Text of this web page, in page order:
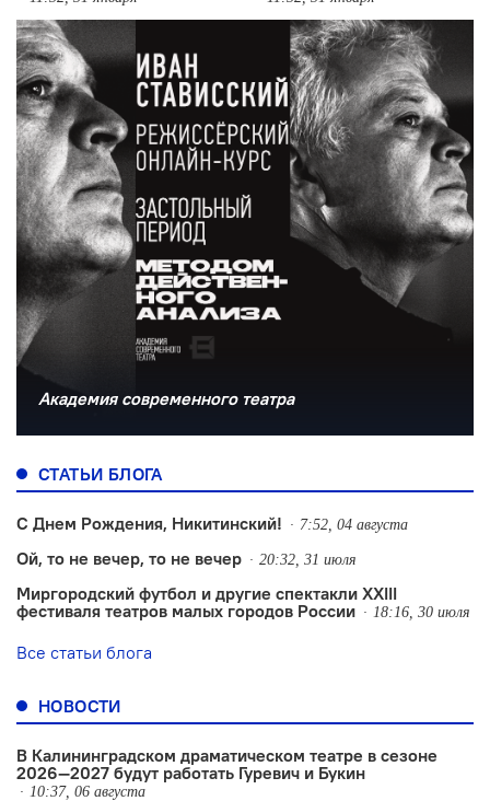
Академия современного театра
СТАТЬИ БЛОГА
С Днем Рождения, Никитинский! 7:52, 04 августа
Ой, то не вечер, то не вечер 20:32, 31 июля
Миргородский футбол и другие спектакли XXIII
фестиваля театров малых городов России
18:16, 30 июля
Все статьи блога
НОВОСТИ
В Калининградском драматическом театре в сезоне
2026—2027 будут работать Гуревич и Букин
10:37, 06 августа